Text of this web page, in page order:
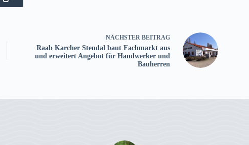
NÄCHSTER BEITRAG
Raab Karcher Stendal baut Fachmarkt aus
und erweitert Angebot für Handwerker und
Bauherren